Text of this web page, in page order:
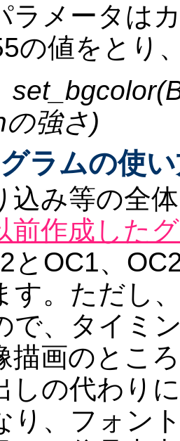
ラメータは
の値をとり
の強さ)
ラムの使
み等の全
前作成した
とOC1、
す。ただし
で、タイミ
描画のとこ
しの代わり
り、フォン